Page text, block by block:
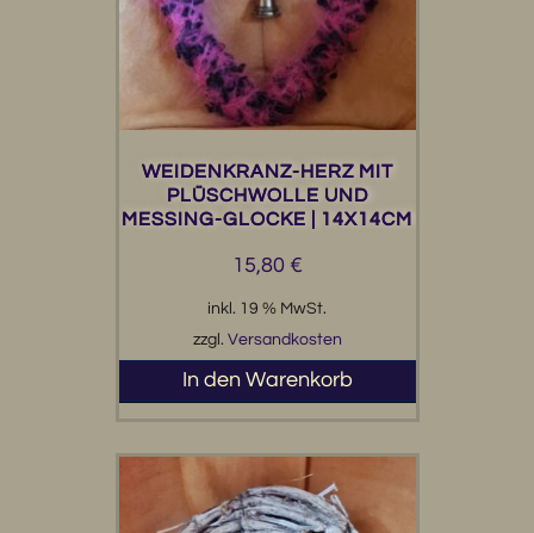
WEIDENKRANZ-HERZ MIT
PLÜSCHWOLLE UND
MESSING-GLOCKE | 14X14CM
15,80 €
inkl. 19 % MwSt.
zzgl. Versandkosten
In den Warenkorb